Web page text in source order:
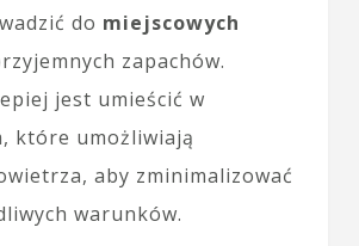
do miejscowych
zapachów.
jest umieścić w
które umożliwiają
aby zminimalizować
warunków.